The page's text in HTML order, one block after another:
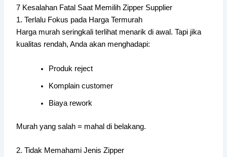
7 Kesalahan Fatal Saat Memilih Zipper Supplier
1. Terlalu Fokus pada Harga Termurah
Harga murah seringkali terlihat menarik di awal. Tapi jika
kualitas rendah, Anda akan menghadapi:
Produk reject
Komplain customer
Biaya rework
Murah yang salah = mahal di belakang.
2. Tidak Memahami Jenis Zipper